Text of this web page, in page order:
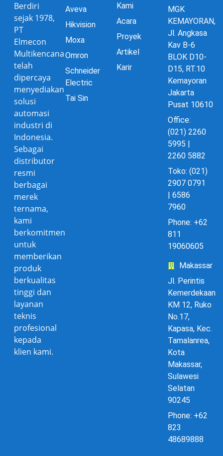
Berdiri
sejak 1978,
PT
Elmecon
Multikencana
telah
dipercaya
menyediakan
solusi
automasi
industri di
Indonesia.
Sebagai
distributor
resmi
berbagai
merek
ternama,
kami
berkomitmen
untuk
memberikan
produk
berkualitas
tinggi dan
layanan
teknis
profesional
kepada
klien kami.
Aveva
Hikvision
Moxa
Omron
Schneider
Electric
Tai Sin
Kami
Acara
Proyek
Artikel
Karir
MGK
KEMAYORAN,
Jl. Angkasa
Kav B-6
BLOK D10-
D15, RT.10
Kemayoran
Jakarta
Pusat 10610
Office:
(021) 2260
5995 |
2260 5882
Toko: (021)
2907 0791
| 6586
7960
Phone: +62
811
19060605
Makassar
Jl. Perintis
Kemerdekaan
KM 12, Ruko
No.17,
Kapasa, Kec.
Tamalanrea,
Kota
Makassar,
Sulawesi
Selatan
90245
Phone: +62
823
48689888